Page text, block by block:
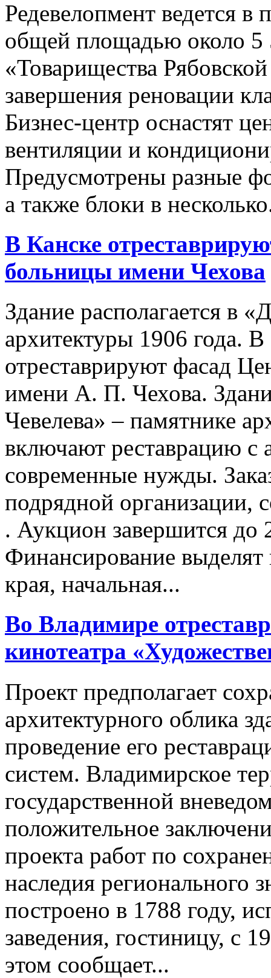
Редевелопмент ведется
общей площадью около 5
«Товарищества
завершения реновации
Бизнес-центр оснастят
вентиляции и
Предусмотрены разные
а также блоки в
В Канске
больницы имени Чехова
Здание располагается в
архитектуры 1906 года.
отреставрируют фасад
имени А. П. Чехова.
Чевелева» – памятнике
включают реставрацию с
современные нужды.
подрядной организации,
. Аукцион завершится до
Финансирование
края, начальная...
Во Владимире
кинотеатра
Проект предполагает
архитектурного облика
проведение его
систем. Владимирское
государственной
положительное
проекта работ по
наследия регионального
построено в 1788 году,
заведения, гостиницу, с
этом сообщает...